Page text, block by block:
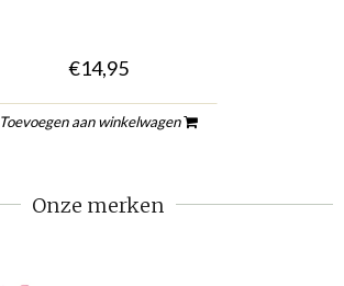
€14,95
Toevoegen aan winkelwagen
Onze merken